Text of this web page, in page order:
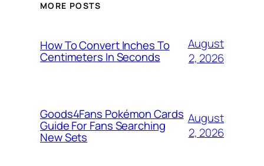
MORE POSTS
How To Convert Inches To
Centimeters In Seconds
August
2, 2026
Goods4Fans Pokémon Cards
Guide For Fans Searching
New Sets
August
2, 2026